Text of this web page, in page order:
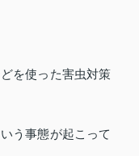
を使った害虫対策
う事態が起こって